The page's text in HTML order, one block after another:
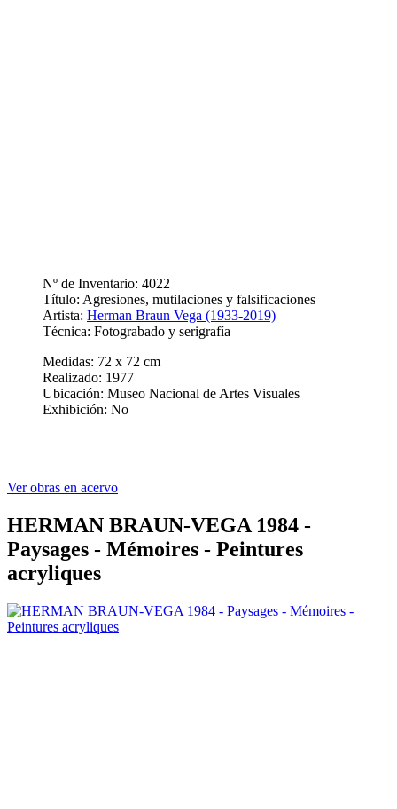
Nº de Inventario: 4022
Título: Agresiones, mutilaciones y falsificaciones
Artista: Herman Braun Vega (1933-2019)
Técnica: Fotograbado y serigrafía
Medidas: 72 x 72 cm
Realizado: 1977
Ubicación: Museo Nacional de Artes Visuales
Exhibición: No
Ver obras en acervo
HERMAN BRAUN-VEGA 1984 -
Paysages - Mémoires - Peintures
acryliques